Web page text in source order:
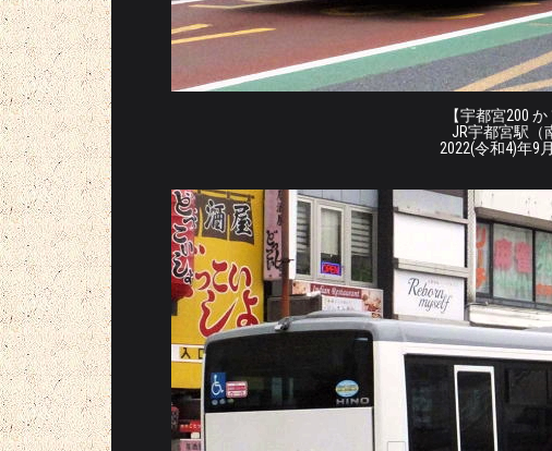
【宇都宮200 か
JR宇都宮駅（
2022(令和4)年9